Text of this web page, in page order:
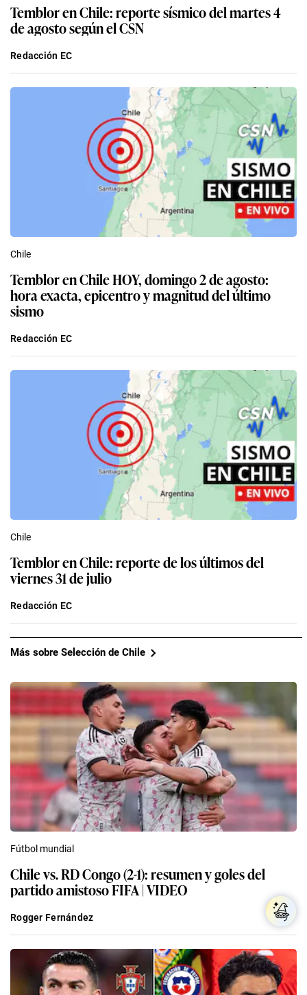
Temblor en Chile: reporte sísmico del martes 4
de agosto según el CSN
Redacción EC
Chile
Temblor en Chile HOY, domingo 2 de agosto:
hora exacta, epicentro y magnitud del último
sismo
Redacción EC
Chile
Temblor en Chile: reporte de los últimos del
viernes 31 de julio
Redacción EC
Más sobre Selección de Chile
Fútbol mundial
Chile vs. RD Congo (2-1): resumen y goles del
partido amistoso FIFA | VIDEO
Rogger Fernández